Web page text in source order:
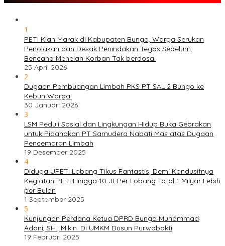
1
PETI Kian Marak di Kabupaten Bungo, Warga Serukan
Penolakan dan Desak Penindakan Tegas Sebelum
Bencana Menelan Korban Tak berdosa.
25 April 2026
2
Dugaan Pembuangan Limbah PKS PT SAL 2 Bungo ke
Kebun Warga.
30 Januari 2026
3
LSM Peduli Sosial dan Lingkungan Hidup Buka Gebrakan
untuk Pidanakan PT Samudera Nabati Mas atas Dugaan
Pencemaran Limbah
19 Desember 2025
4
Diduga UPETI Lobang Tikus Fantastis, Demi Kondusifnya
Kegiatan PETI Hingga 10 Jt Per Lobang Total 1 Milyar Lebih
per Bulan
1 September 2025
5
Kunjungan Perdana Ketua DPRD Bungo Muhammad
Adani, SH., M.k.n. Di UMKM Dusun Purwobakti
19 Februari 2025